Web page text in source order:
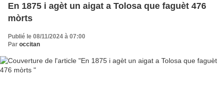
En 1875 i agèt un aigat a Tolosa que faguèt 476
mòrts
Publié le 08/11/2024 à 07:00
Par occitan